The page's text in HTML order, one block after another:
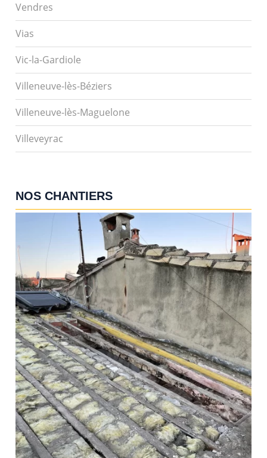
Vendres
Vias
Vic-la-Gardiole
Villeneuve-lès-Béziers
Villeneuve-lès-Maguelone
Villeveyrac
NOS CHANTIERS